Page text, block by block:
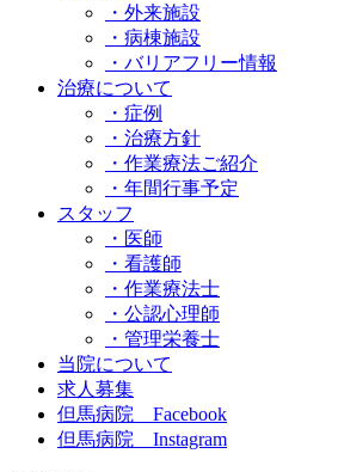
・外来施設
・病棟施設
・バリアフリー情報
治療について
・症例
・治療方針
・作業療法ご紹介
・年間行事予定
スタッフ
・医師
・看護師
・作業療法士
・公認心理師
・管理栄養士
当院について
求人募集
但馬病院 Facebook
但馬病院 Instagram